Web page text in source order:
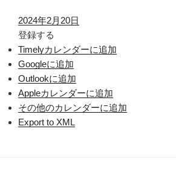
2024年2月20日
登録する
Timelyカレンダーに追加
Googleに追加
Outlookに追加
Appleカレンダーに追加
その他のカレンダーに追加
Export to XML